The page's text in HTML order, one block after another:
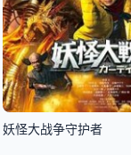
妖怪大战争守护者